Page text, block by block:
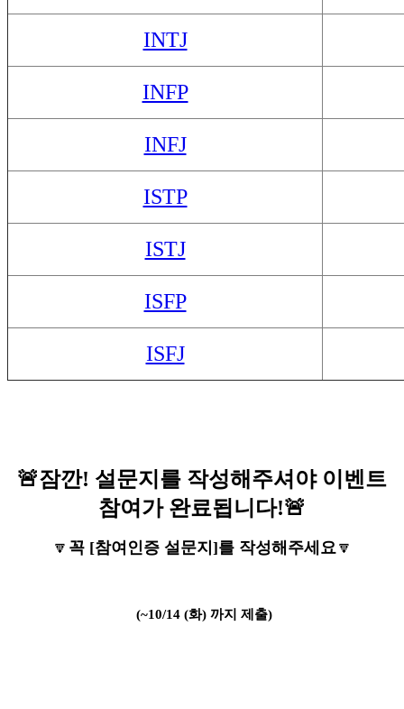
INTJ
INFP
INFJ
ISTP
ISTJ
ISFP
ISFJ
🚨잠깐! 설문지를 작성해주셔야 이벤트
참여가 완료됩니다!🚨
🔽 꼭 [참여인증 설문지]를 작성해주세요 🔽
(~10/14 (화) 까지 제출)